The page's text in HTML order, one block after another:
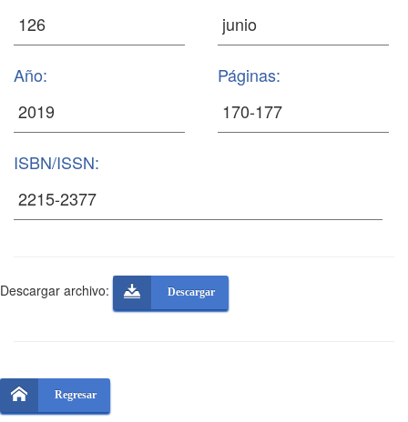
Año: Páginas:
ISBN/ISSN:
Descargar archivo: Descargar
Regresar